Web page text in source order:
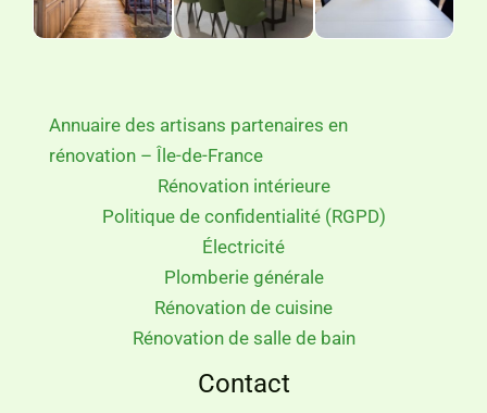
Annuaire des artisans partenaires en
rénovation – Île-de-France
Rénovation intérieure
Politique de confidentialité (RGPD)
Électricité
Plomberie générale
Rénovation de cuisine
Rénovation de salle de bain
Contact